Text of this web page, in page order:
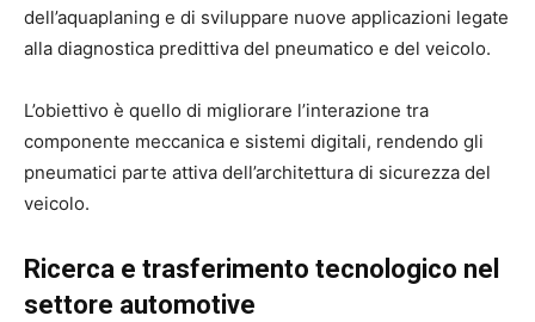
dell’aquaplaning e di sviluppare nuove applicazioni legate
alla diagnostica predittiva del pneumatico e del veicolo.
L’obiettivo è quello di migliorare l’interazione tra
componente meccanica e sistemi digitali, rendendo gli
pneumatici parte attiva dell’architettura di sicurezza del
veicolo.
Ricerca e trasferimento tecnologico nel
settore automotive